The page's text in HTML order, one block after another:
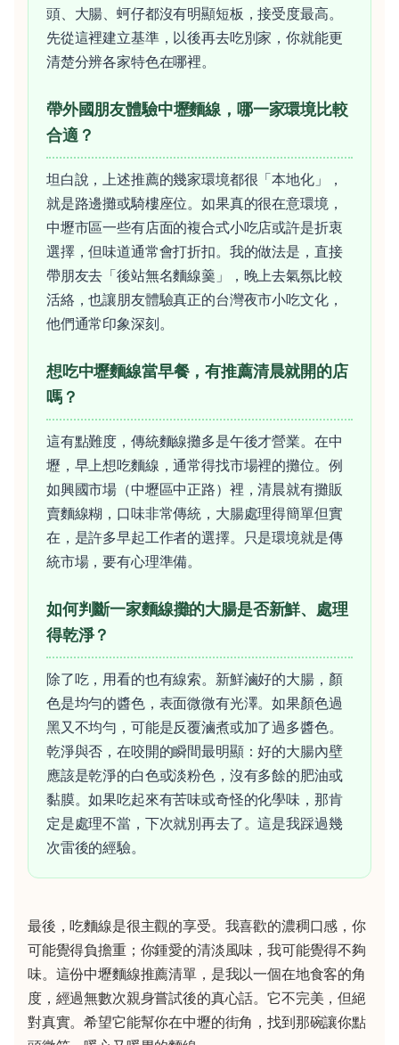
頭、大腸、蚵仔都沒有明顯短板，接受度最高。
先從這裡建立基準，以後再去吃別家，你就能更
清楚分辨各家特色在哪裡。
帶外國朋友體驗中壢麵線，哪一家環境比較
合適？
坦白說，上述推薦的幾家環境都很「本地化」，
就是路邊攤或騎樓座位。如果真的很在意環境，
中壢市區一些有店面的複合式小吃店或許是折衷
選擇，但味道通常會打折扣。我的做法是，直接
帶朋友去「後站無名麵線羹」，晚上去氣氛比較
活絡，也讓朋友體驗真正的台灣夜市小吃文化，
他們通常印象深刻。
想吃中壢麵線當早餐，有推薦清晨就開的店
嗎？
這有點難度，傳統麵線攤多是午後才營業。在中
壢，早上想吃麵線，通常得找市場裡的攤位。例
如興國市場（中壢區中正路）裡，清晨就有攤販
賣麵線糊，口味非常傳統，大腸處理得簡單但實
在，是許多早起工作者的選擇。只是環境就是傳
統市場，要有心理準備。
如何判斷一家麵線攤的大腸是否新鮮、處理
得乾淨？
除了吃，用看的也有線索。新鮮滷好的大腸，顏
色是均勻的醬色，表面微微有光澤。如果顏色過
黑又不均勻，可能是反覆滷煮或加了過多醬色。
乾淨與否，在咬開的瞬間最明顯：好的大腸內壁
應該是乾淨的白色或淡粉色，沒有多餘的肥油或
黏膜。如果吃起來有苦味或奇怪的化學味，那肯
定是處理不當，下次就別再去了。這是我踩過幾
次雷後的經驗。
最後，吃麵線是很主觀的享受。我喜歡的濃稠口感，你
可能覺得負擔重；你鍾愛的清淡風味，我可能覺得不夠
味。這份中壢麵線推薦清單，是我以一個在地食客的角
度，經過無數次親身嘗試後的真心話。它不完美，但絕
對真實。希望它能幫你在中壢的街角，找到那碗讓你點